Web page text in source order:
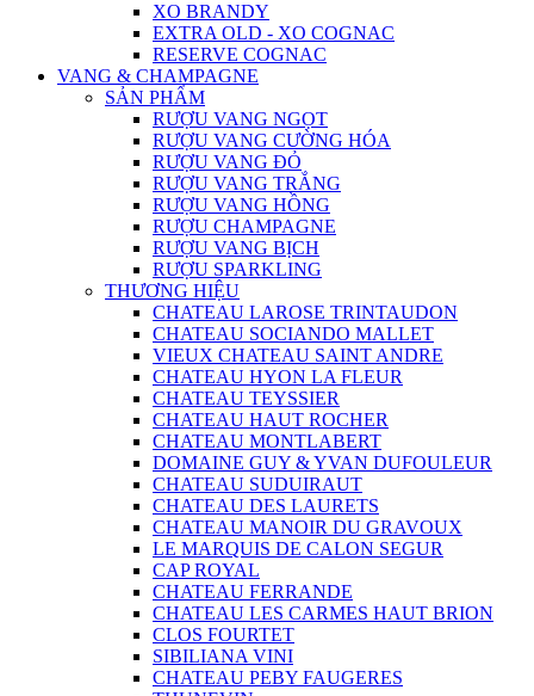
XO BRANDY
EXTRA OLD - XO COGNAC
RESERVE COGNAC
VANG & CHAMPAGNE
SẢN PHẨM
RƯỢU VANG NGỌT
RƯỢU VANG CƯỜNG HÓA
RƯỢU VANG ĐỎ
RƯỢU VANG TRẮNG
RƯỢU VANG HỒNG
RƯỢU CHAMPAGNE
RƯỢU VANG BỊCH
RƯỢU SPARKLING
THƯƠNG HIỆU
CHATEAU LAROSE TRINTAUDON
CHATEAU SOCIANDO MALLET
VIEUX CHATEAU SAINT ANDRE
CHATEAU HYON LA FLEUR
CHATEAU TEYSSIER
CHATEAU HAUT ROCHER
CHATEAU MONTLABERT
DOMAINE GUY & YVAN DUFOULEUR
CHATEAU SUDUIRAUT
CHATEAU DES LAURETS
CHATEAU MANOIR DU GRAVOUX
LE MARQUIS DE CALON SEGUR
CAP ROYAL
CHATEAU FERRANDE
CHATEAU LES CARMES HAUT BRION
CLOS FOURTET
SIBILIANA VINI
CHATEAU PEBY FAUGERES